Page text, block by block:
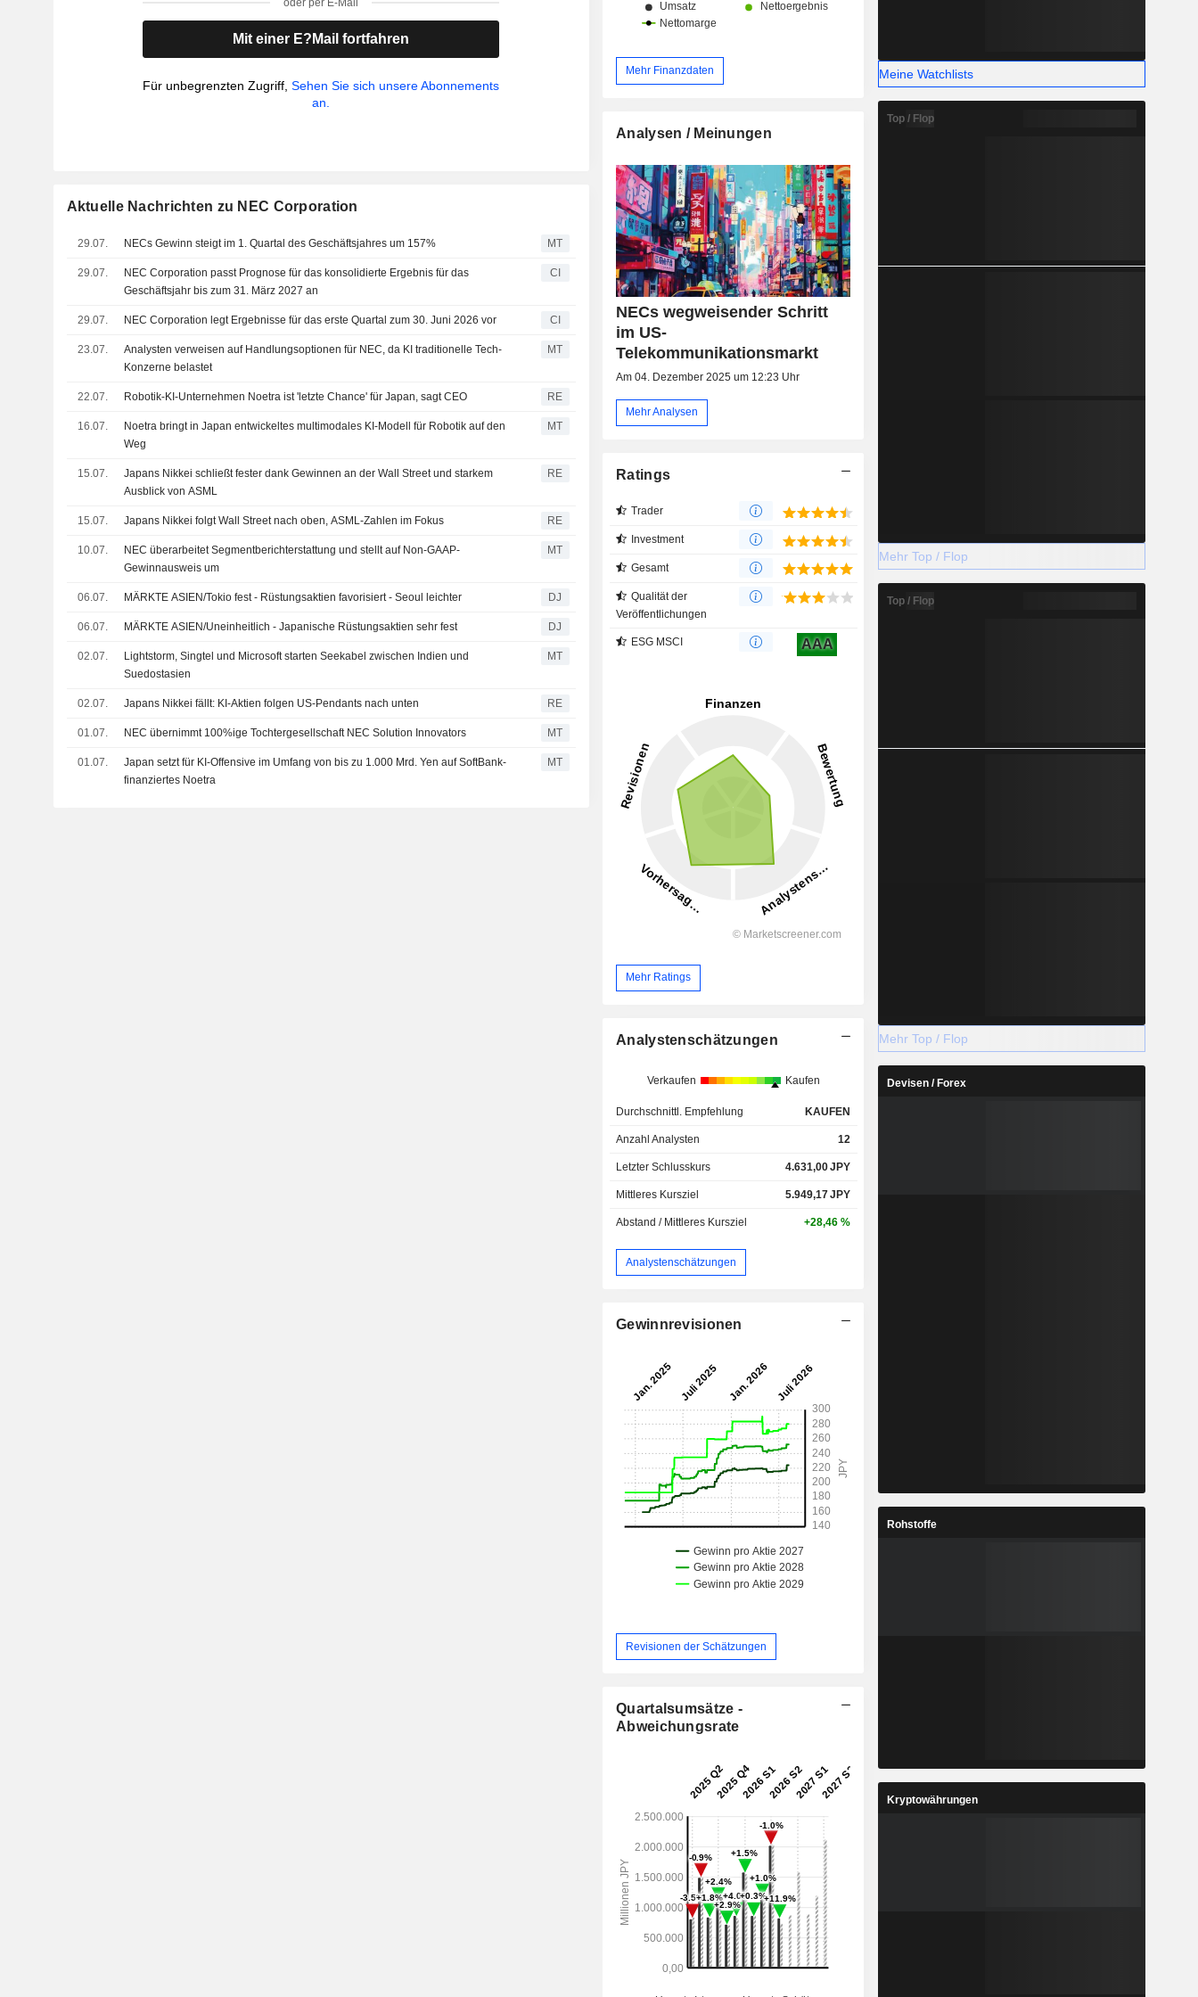
oder per E-Mail
Mit einer E?Mail fortfahren
Für unbegrenzten Zugriff,Sehen Sie sich unsere Abonnements
an.
Aktuelle Nachrichten zu NEC Corporation
29.07. NECs Gewinn steigt im 1. Quartal des Geschäftsjahres um 157% MT
29.07.
NEC Corporation passt Prognose für das konsolidierte Ergebnis für das
Geschäftsjahr bis zum 31. März 2027 an
CI
29.07. NEC Corporation legt Ergebnisse für das erste Quartal zum 30. Juni 2026 vor CI
23.07.
Analysten verweisen auf Handlungsoptionen für NEC, da KI traditionelle Tech-
Konzerne belastet
MT
22.07. Robotik-KI-Unternehmen Noetra ist 'letzte Chance' für Japan, sagt CEO RE
16.07.
Noetra bringt in Japan entwickeltes multimodales KI-Modell für Robotik auf den
Weg
MT
15.07.
Japans Nikkei schließt fester dank Gewinnen an der Wall Street und starkem
Ausblick von ASML
RE
15.07. Japans Nikkei folgt Wall Street nach oben, ASML-Zahlen im Fokus RE
10.07.
NEC überarbeitet Segmentberichterstattung und stellt auf Non-GAAP-
Gewinnausweis um
MT
06.07. MÄRKTE ASIEN/Tokio fest - Rüstungsaktien favorisiert - Seoul leichter DJ
06.07. MÄRKTE ASIEN/Uneinheitlich - Japanische Rüstungsaktien sehr fest DJ
02.07.
Lightstorm, Singtel und Microsoft starten Seekabel zwischen Indien und
Suedostasien
MT
02.07. Japans Nikkei fällt: KI-Aktien folgen US-Pendants nach unten RE
01.07. NEC übernimmt 100%ige Tochtergesellschaft NEC Solution Innovators MT
01.07.
Japan setzt für KI-Offensive im Umfang von bis zu 1.000 Mrd. Yen auf SoftBank-
finanziertes Noetra
MT
Mehr Finanzdaten
Analysen / Meinungen
NECs wegweisender Schritt
im US-
Telekommunikationsmarkt
Am 04. Dezember 2025 um 12:23 Uhr
Mehr Analysen
Ratings
Trader
Investment
Gesamt
Qualität der
Veröffentlichungen
ESG MSCI AAA
Mehr Ratings
Analystenschätzungen
Verkaufen Kaufen
Durchschnittl. Empfehlung KAUFEN
Anzahl Analysten 12
Letzter Schlusskurs 4.631,00JPY
Mittleres Kursziel 5.949,17JPY
Abstand / Mittleres Kursziel +28,46 %
Analystenschätzungen
Gewinnrevisionen
Revisionen der Schätzungen
Quartalsumsätze -
Abweichungsrate
Meine Watchlists
Top / Flop
Mehr Top / Flop
Top / Flop
Mehr Top / Flop
Devisen / Forex
Rohstoffe
Kryptowährungen